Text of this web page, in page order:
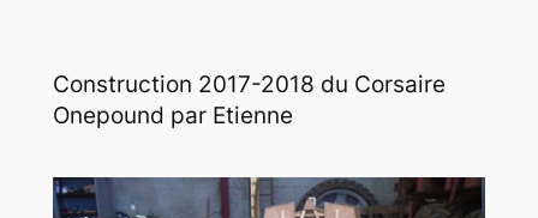
Construction 2017-2018 du Corsaire
Onepound par Etienne